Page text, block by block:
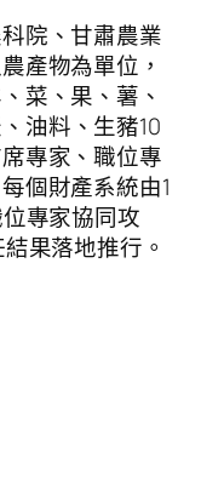
院、甘肅農業
產物為單位，
菜、果、薯、
油料、生豬10
專家、職位專
個財產系統由1
專家協同攻
果落地推行。